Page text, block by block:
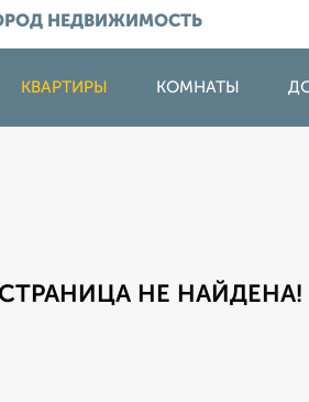
НЕДВИЖИМОСТЬ
КВАРТИРЫ КОМНАТЫ
СТРАНИЦА НЕ НАЙДЕНА!